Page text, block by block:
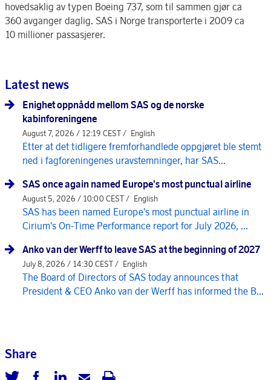
hovedsaklig av typen Boeing 737, som til sammen gjør ca
360 avganger daglig. SAS i Norge transporterte i 2009 ca
10 millioner passasjerer.
Latest news
Enighet oppnådd mellom SAS og de norske
kabinforeningene
August 7, 2026 / 12:19 CEST / English
Etter at det tidligere fremforhandlede oppgjøret ble stemt
ned i fagforeningenes uravstemninger, har SAS...
SAS once again named Europe's most punctual airline
August 5, 2026 / 10:00 CEST / English
SAS has been named Europe's most punctual airline in
Cirium's On-Time Performance report for July 2026, ...
Anko van der Werff to leave SAS at the beginning of 2027
July 8, 2026 / 14:30 CEST / English
The Board of Directors of SAS today announces that
President & CEO Anko van der Werff has informed the B...
Share